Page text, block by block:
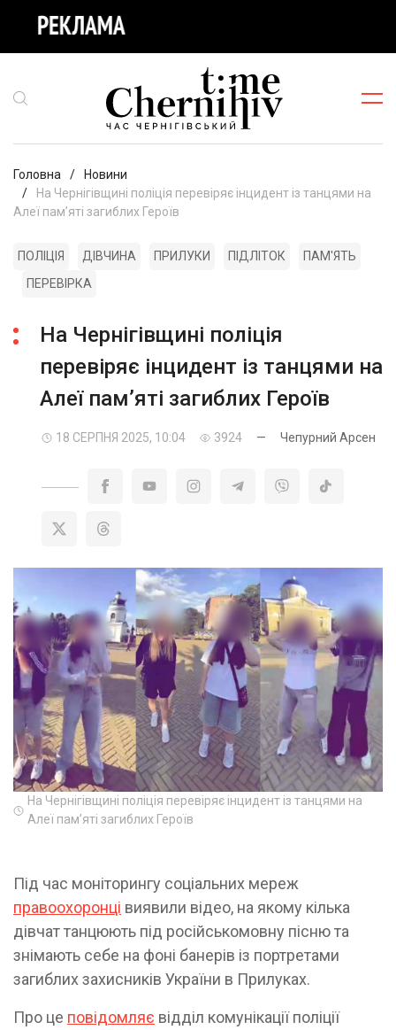
Головна
Новини
На Чернігівщині поліція перевіряє інцидент із танцями на
Алеї пам’яті загиблих Героїв
ПОЛІЦІЯ ДІВЧИНА ПРИЛУКИ ПІДЛІТОК
ПАМ'ЯТЬ
ПЕРЕВІРКА
На Чернігівщині поліція
перевіряє інцидент із танцями на
Алеї пам’яті загиблих Героїв
18 СЕРПНЯ 2025, 10:04 3924 — Чепурний Арсен
На Чернігівщині поліція перевіряє інцидент із танцями на
Алеї пам’яті загиблих Героїв
Під час моніторингу соціальних мереж
правоохоронці виявили відео, на якому кілька
дівчат танцюють під російськомовну пісню та
знімають себе на фоні банерів із портретами
загиблих захисників України в Прилуках.
Про це повідомляє відділ комунікації поліції